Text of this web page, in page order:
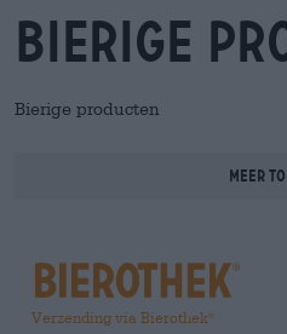
Bierige
Bierige producten
Meer
Verzending via Bierothek®